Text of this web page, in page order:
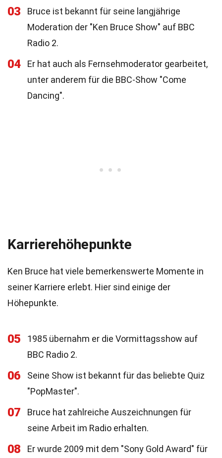
03
Bruce ist bekannt für seine langjährige
Moderation der "Ken Bruce Show" auf BBC
Radio 2.
04
Er hat auch als Fernsehmoderator gearbeitet,
unter anderem für die BBC-Show "Come
Dancing".
Karrierehöhepunkte
Ken Bruce hat viele bemerkenswerte Momente in
seiner Karriere erlebt. Hier sind einige der
Höhepunkte.
05
1985 übernahm er die Vormittagsshow auf
BBC Radio 2.
06
Seine Show ist bekannt für das beliebte Quiz
"PopMaster".
07
Bruce hat zahlreiche Auszeichnungen für
seine Arbeit im Radio erhalten.
08
Er wurde 2009 mit dem "Sony Gold Award" für